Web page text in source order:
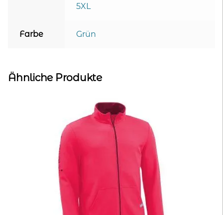
5XL
Farbe Grün
Ähnliche Produkte